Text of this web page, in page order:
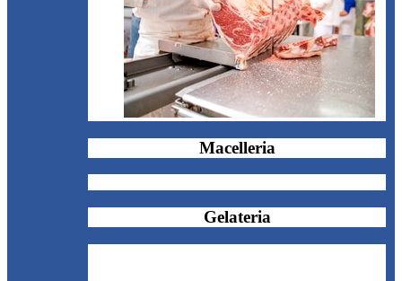
Macelleria
Gelateria